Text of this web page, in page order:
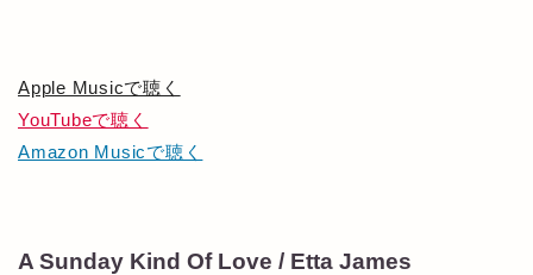
Apple Musicで聴く
YouTubeで聴く
Amazon Musicで聴く
A Sunday Kind Of Love / Etta James